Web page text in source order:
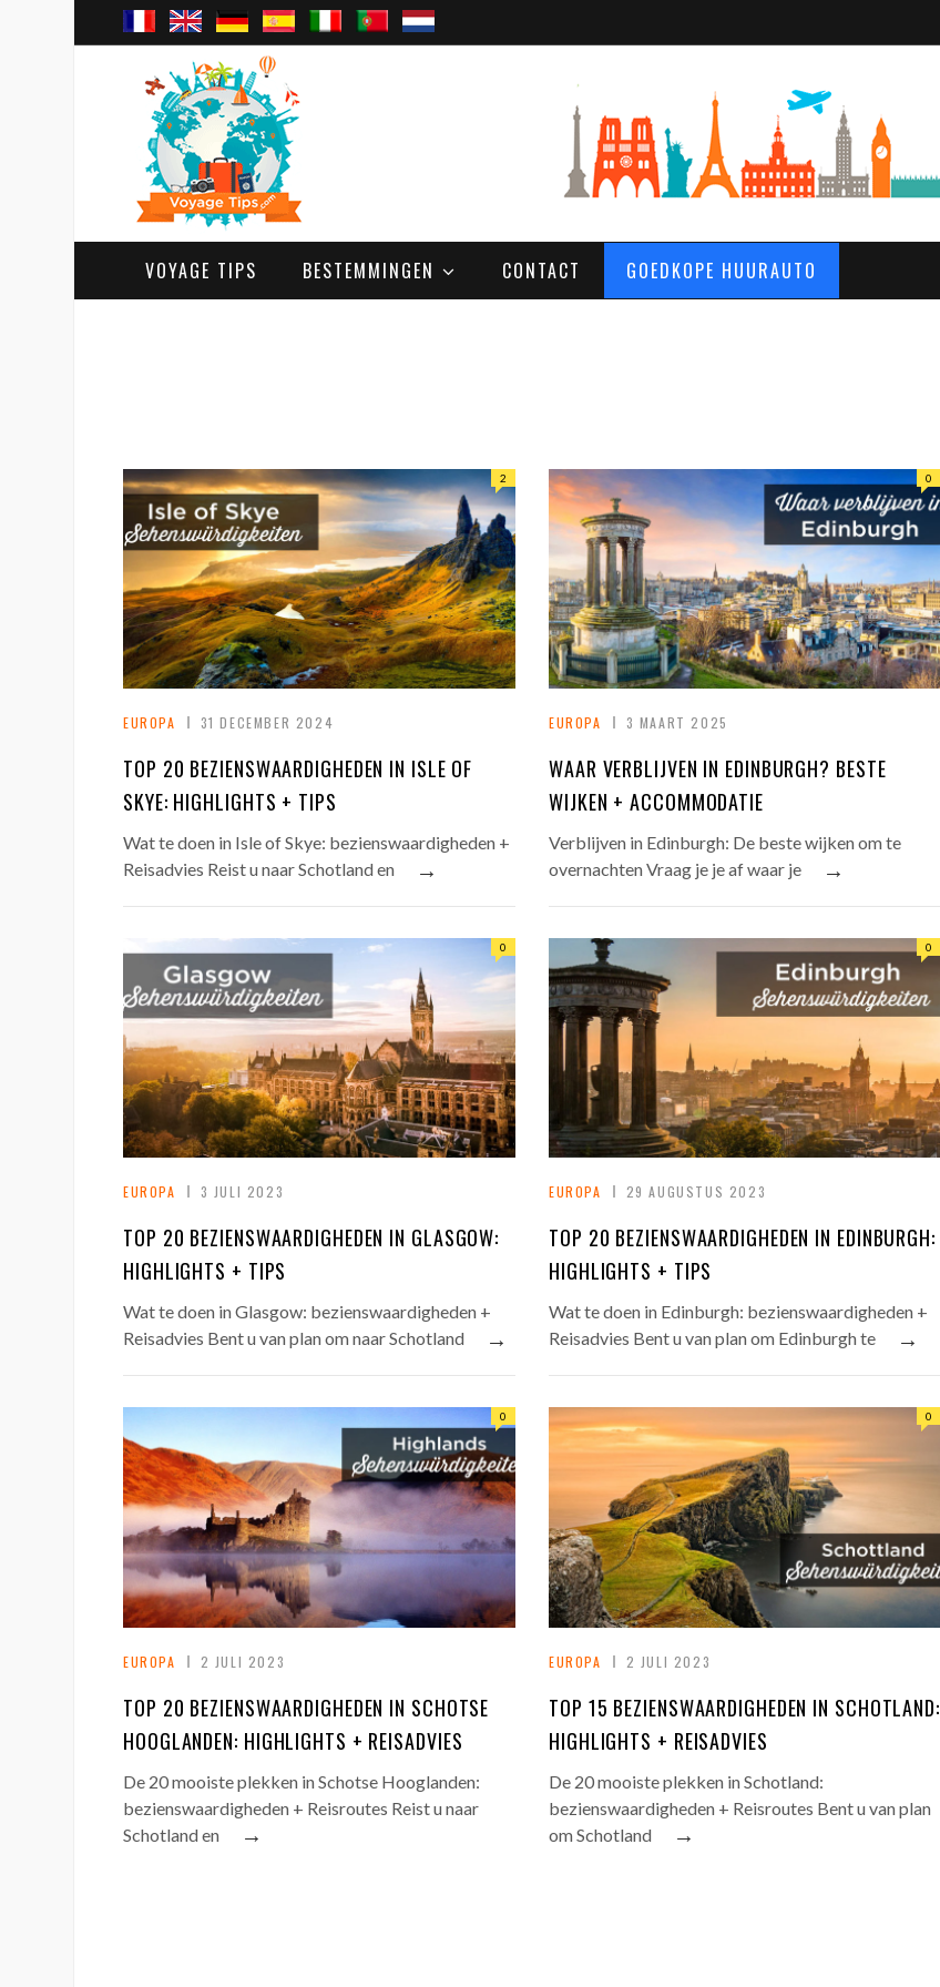
VOYAGE TIPS BESTEMMINGEN CONTACT GOEDKOPE HUURAUTO
EUROPA 31 DECEMBER 2024
2
TOP 20 BEZIENSWAARDIGHEDEN IN ISLE OF
SKYE: HIGHLIGHTS + TIPS
Wat te doen in Isle of Skye: bezienswaardigheden +
Reisadvies Reist u naar Schotland en
→
EUROPA 3 MAART 2025
0
WAAR VERBLIJVEN IN EDINBURGH? BESTE
WIJKEN + ACCOMMODATIE
Verblijven in Edinburgh: De beste wijken om te
overnachten Vraag je je af waar je
→
EUROPA 3 JULI 2023
0
TOP 20 BEZIENSWAARDIGHEDEN IN GLASGOW:
HIGHLIGHTS + TIPS
Wat te doen in Glasgow: bezienswaardigheden +
Reisadvies Bent u van plan om naar Schotland
→
EUROPA 29 AUGUSTUS 2023
0
TOP 20 BEZIENSWAARDIGHEDEN IN EDINBURGH:
HIGHLIGHTS + TIPS
Wat te doen in Edinburgh: bezienswaardigheden +
Reisadvies Bent u van plan om Edinburgh te
→
EUROPA 2 JULI 2023
0
TOP 20 BEZIENSWAARDIGHEDEN IN SCHOTSE
HOOGLANDEN: HIGHLIGHTS + REISADVIES
De 20 mooiste plekken in Schotse Hooglanden:
bezienswaardigheden + Reisroutes Reist u naar
Schotland en
→
EUROPA 2 JULI 2023
0
TOP 15 BEZIENSWAARDIGHEDEN IN SCHOTLAND:
HIGHLIGHTS + REISADVIES
De 20 mooiste plekken in Schotland:
bezienswaardigheden + Reisroutes Bent u van plan
om Schotland
→